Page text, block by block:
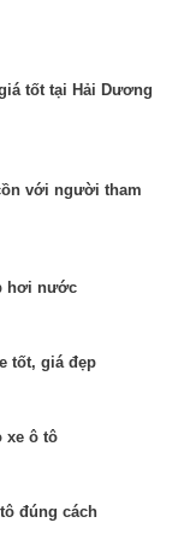
tốt tại Hải Dương
với người tham
hơi nước
tốt, giá đẹp
xe ô tô
đúng cách